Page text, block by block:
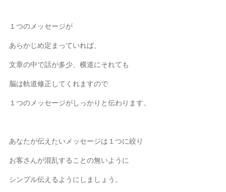
１つのメッセージが
あらかじめ定まっていれば、
文章の中で話が多少、横道にそれても
脳は軌道修正してくれますので
１つのメッセージがしっかりと伝わります。
あなたが伝えたいメッセージは１つに絞り
お客さんが混乱することの無いように
シンプル伝えるようにしましょう。